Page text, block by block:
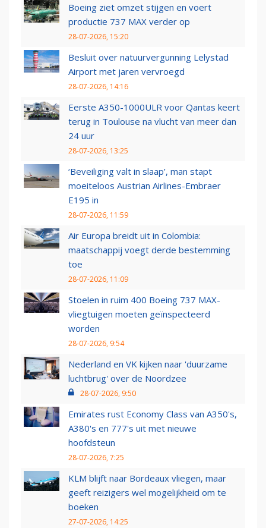
Boeing ziet omzet stijgen en voert
productie 737 MAX verder op
28-07-2026, 15:20
Besluit over natuurvergunning Lelystad
Airport met jaren vervroegd
28-07-2026, 14:16
Eerste A350-1000ULR voor Qantas keert
terug in Toulouse na vlucht van meer dan
24 uur
28-07-2026, 13:25
‘Beveiliging valt in slaap’, man stapt
moeiteloos Austrian Airlines-Embraer
E195 in
28-07-2026, 11:59
Air Europa breidt uit in Colombia:
maatschappij voegt derde bestemming
toe
28-07-2026, 11:09
Stoelen in ruim 400 Boeing 737 MAX-
vliegtuigen moeten geïnspecteerd
worden
28-07-2026, 9:54
Nederland en VK kijken naar 'duurzame
luchtbrug' over de Noordzee
28-07-2026, 9:50
Emirates rust Economy Class van A350's,
A380's en 777's uit met nieuwe
hoofdsteun
28-07-2026, 7:25
KLM blijft naar Bordeaux vliegen, maar
geeft reizigers wel mogelijkheid om te
boeken
27-07-2026, 14:25